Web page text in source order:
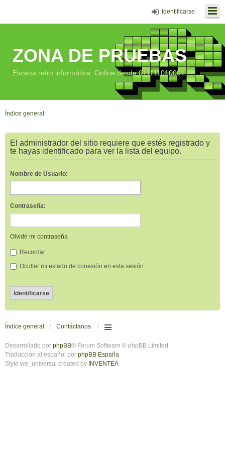
Identificarse
ZONA DE PRUEBAS
Escena retro informática. Online desde 011111010001
Índice general
El administrador del sitio requiere que estés registrado y
te hayas identificado para ver la lista del equipo.
Nombre de Usuario:
Contraseña:
Olvidé mi contraseña
Recordar
Ocultar mi estado de conexión en esta sesión
Índice general Contáctanos
Desarrollado por phpBB® Forum Software © phpBB Limited
Traducción al español por phpBB España
Style we_universal created by INVENTEA